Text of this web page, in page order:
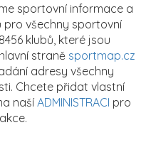
sportovní informace a
pro všechny sportovní
klubů, které jsou
straně sportmap.cz
adresy všechny
Chcete přidat vlastní
naší ADMINISTRACI pro